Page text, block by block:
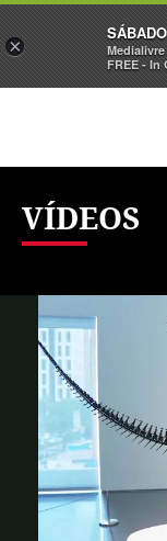
Sábado
VÍDEOS
×
Medialivre
FREE - In